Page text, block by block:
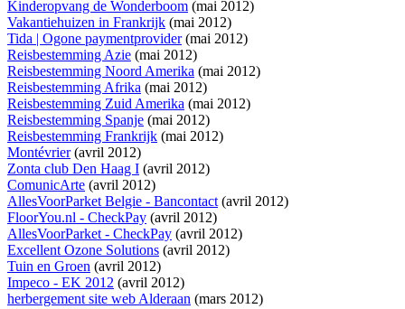
Kinderopvang de Wonderboom (mai 2012)
Vakantiehuizen in Frankrijk (mai 2012)
Tida | Ogone paymentprovider(mai 2012)
Reisbestemming Azie (mai 2012)
Reisbestemming Noord Amerika (mai 2012)
Reisbestemming Afrika (mai 2012)
Reisbestemming Zuid Amerika (mai 2012)
Reisbestemming Spanje (mai 2012)
Reisbestemming Frankrijk (mai 2012)
Montévrier(avril 2012)
Zonta club Den Haag I (avril 2012)
ComunicArte (avril 2012)
AllesVoorParket Belgie - Bancontact(avril 2012)
FloorYou.nl - CheckPay (avril 2012)
AllesVoorParket - CheckPay (avril 2012)
Excellent Ozone Solutions (avril 2012)
Tuin en Groen (avril 2012)
Impeco - EK 2012 (avril 2012)
herbergement site web Alderaan (mars 2012)